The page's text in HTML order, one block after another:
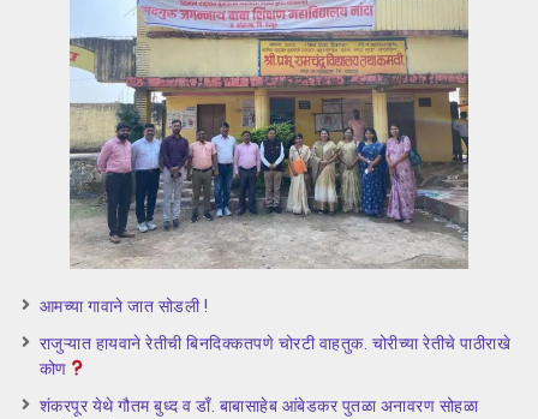
आमच्या गावाने जात सोडली !
राजुऱ्यात हायवाने रेतीची बिनदिक्कतपणे चोरटी वाहतुक. चोरीच्या रेतीचे पाठीराखे
कोण
शंकरपूर येथे गौतम बुध्द व डाँ. बाबासाहेब आंबेडकर पुतळा अनावरण सोहळा